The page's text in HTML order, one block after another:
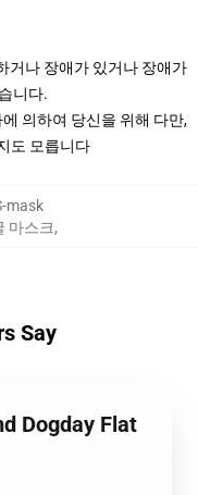
거나 장애가 있거나 장애가
니다.
의하여 당신을 위해 다만,
도 모릅니다
mask
마스크,
Say
Dogday Flat